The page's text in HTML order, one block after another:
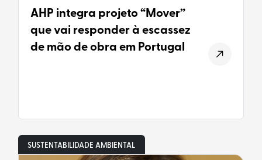
AHP integra projeto “Mover”
que vai responder à escassez
de mão de obra em Portugal
SUSTENTABILIDADE AMBIENTAL